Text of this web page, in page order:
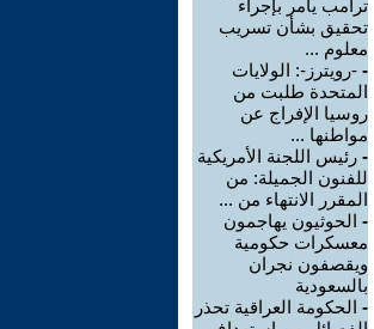
ترامب يأمر بإجراء
تحقيق بشأن تسريب
معلوم ...
- -رويترز-: الولايات
المتحدة طلبت من
روسيا الإفراج عن
مواطنها ...
- رئيس اللجنة الأمريكية
للفنون الجميلة: من
المقرر الانتهاء من ...
- الحوثيون يهاجمون
معسكرات حكومية
ويقصفون نجران
بالسعودية
- الحكومة العراقية تحذر